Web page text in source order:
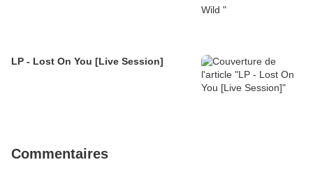
LP - Lost On You [Live Session]
Commentaires